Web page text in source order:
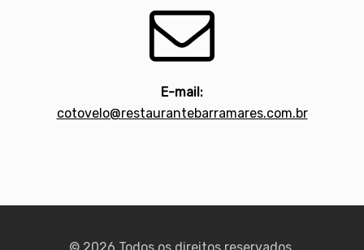

E-mail:
cotovelo@restaurantebarramares.com.br